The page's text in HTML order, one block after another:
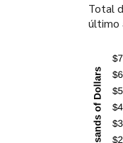
Total
último